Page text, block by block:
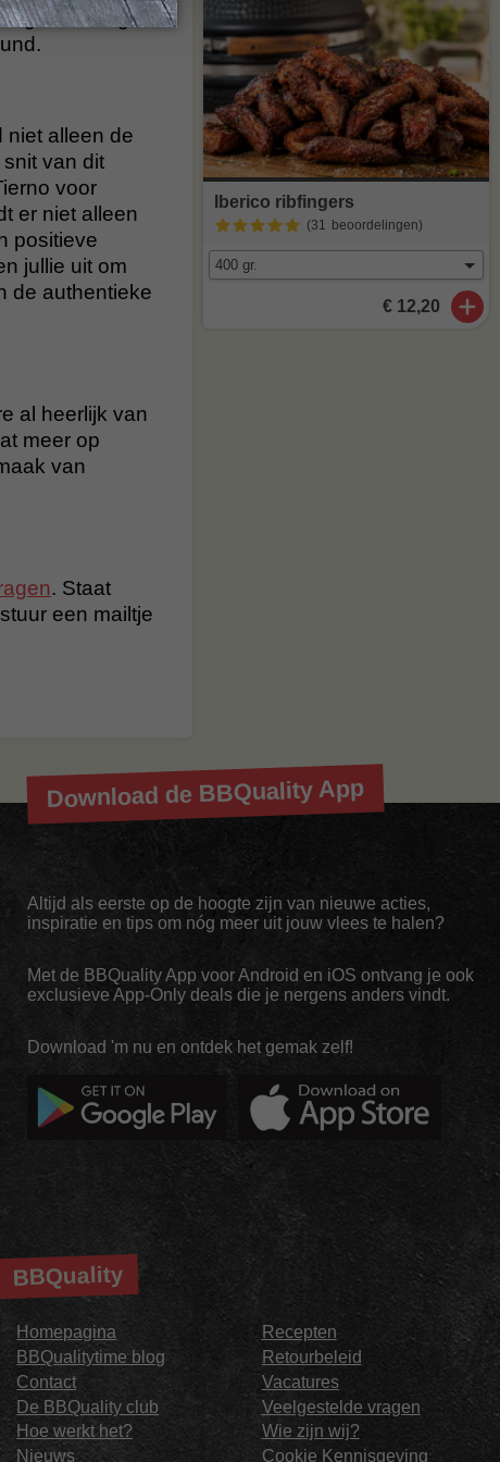
ervaring
niet alleen de
van dit
voor
er niet alleen
positieve
jullie uit om
de authentieke
al heerlijk van
meer op
van
. Staat
een mailtje
Iberico ribfingers
(31 beoordelingen)
€ 12,20
Download de BBQuality App
Altijd als eerste op de hoogte zijn van nieuwe acties,
inspiratie en tips om nóg meer uit jouw vlees te halen?
Met de BBQuality App voor Android en iOS ontvang je ook
exclusieve App-Only deals die je nergens anders vindt.
Download 'm nu en ontdek het gemak zelf!
BBQuality
Homepagina
BBQualitytime blog
Contact
De BBQuality club
Hoe werkt het?
Nieuws
Recepten
Retourbeleid
Vacatures
Veelgestelde vragen
Wie zijn wij?
Cookie Kennisgeving